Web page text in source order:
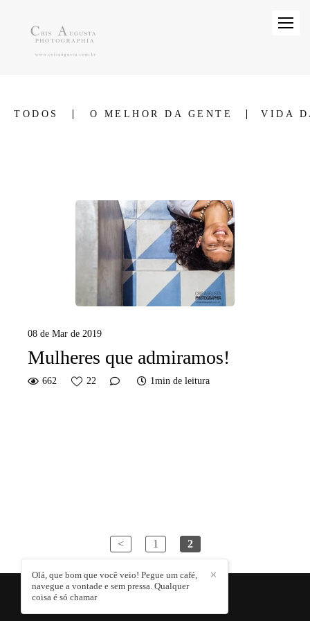
TODOS O MELHOR DA GENTE VIDA
08 de Mar de 2019
Mulheres que admiramos!
662 22 1min de leitura
< 1 2
✕
Olá, que bom que você veio! Pegue um café,
navegue a vontade e sem pressa. Qualquer
coisa é só chamar